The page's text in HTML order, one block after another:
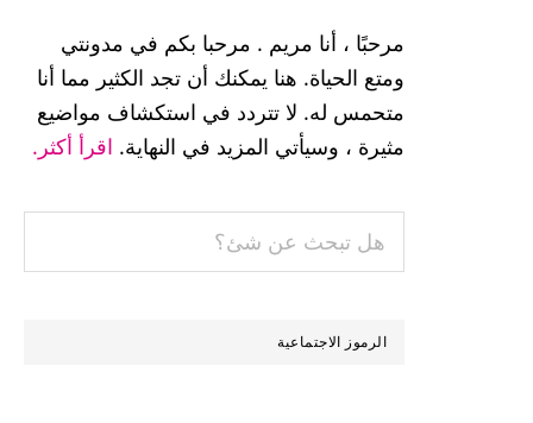
الجانبية
الرئيسية
مرحبًا ، أنا مريم . مرحبا بكم في مدونتي
ومتع الحياة. هنا يمكنك أن تجد الكثير مما أنا
متحمس له. لا تتردد في استكشاف مواضيع
مثيرة ، وسيأتي المزيد في النهاية. اقرأ أكثر.
تبحث
شئ؟
الرموز الاجتماعية